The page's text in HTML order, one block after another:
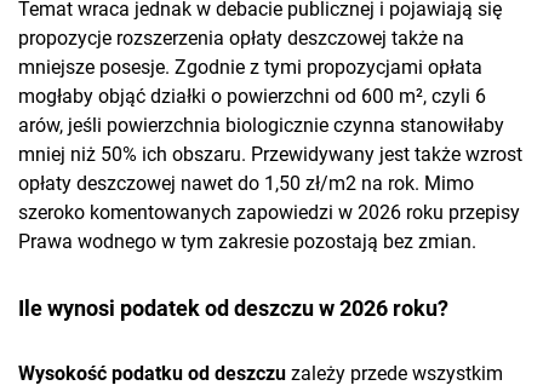
Temat wraca jednak w debacie publicznej i pojawiają się
propozycje rozszerzenia opłaty deszczowej także na
mniejsze posesje. Zgodnie z tymi propozycjami opłata
mogłaby objąć działki o powierzchni od 600 m², czyli 6
arów, jeśli powierzchnia biologicznie czynna stanowiłaby
mniej niż 50% ich obszaru. Przewidywany jest także wzrost
opłaty deszczowej nawet do 1,50 zł/m2 na rok. Mimo
szeroko komentowanych zapowiedzi w 2026 roku przepisy
Prawa wodnego w tym zakresie pozostają bez zmian.
Ile wynosi podatek od deszczu w 2026 roku?
Wysokość podatku od deszczu zależy przede wszystkim